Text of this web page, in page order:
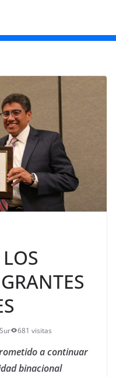
681 visitas
a continuar
binacional